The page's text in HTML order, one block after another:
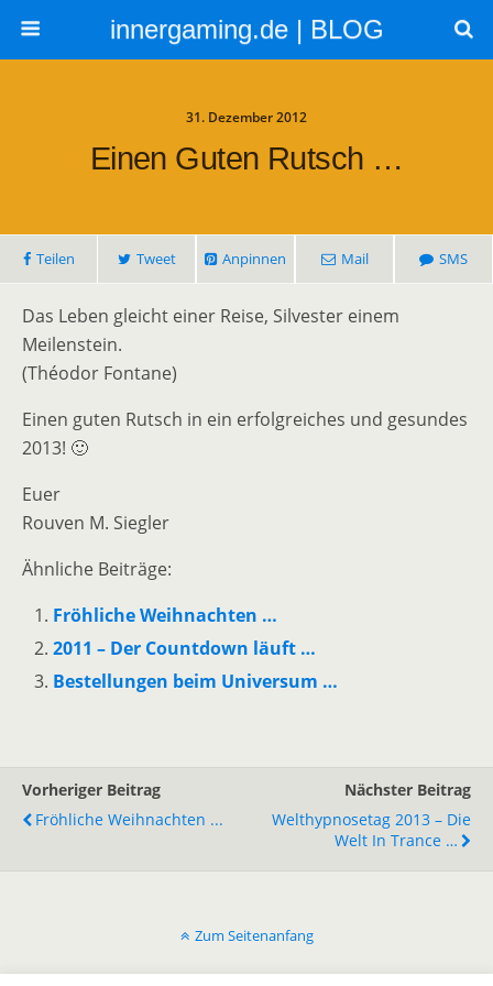
innergaming.de | BLOG
31. Dezember 2012
Einen Guten Rutsch …
Teilen Tweet Anpinnen Mail SMS
Das Leben gleicht einer Reise, Silvester einem
Meilenstein.
(Théodor Fontane)
Einen guten Rutsch in ein erfolgreiches und gesundes
2013! 🙂
Euer
Rouven M. Siegler
Ähnliche Beiträge:
Fröhliche Weihnachten …
2011 – Der Countdown läuft …
Bestellungen beim Universum …
Vorheriger Beitrag
Fröhliche Weihnachten ...
Nächster Beitrag
Welthypnosetag 2013 – Die
Welt In Trance …
Zum Seitenanfang